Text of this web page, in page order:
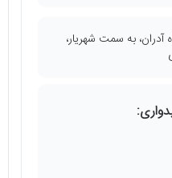
آدران، به سمت شهریار،